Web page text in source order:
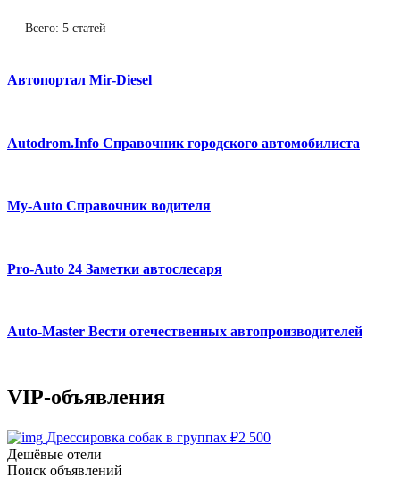
Всего: 5 статей
Автопортал Mir-Diesel
Autodrom.Info Справочник городского автомобилиста
My-Auto Справочник водителя
Pro-Auto 24 Заметки автослесаря
Auto-Master Вести отечественных автопроизводителей
VIP-объявления
Дрессировка собак в группах ₽2 500
Дешёвые отели
Поиск объявлений